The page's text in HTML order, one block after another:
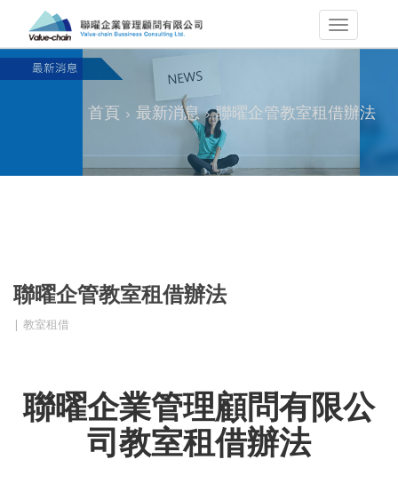
首頁 最新消息 聯曜企管教室租借辦法
聯曜企管教室租借辦法
教室租借
聯曜企業管理顧問有限公
司教室租借辦法